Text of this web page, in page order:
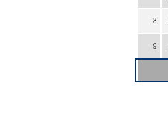
8
9